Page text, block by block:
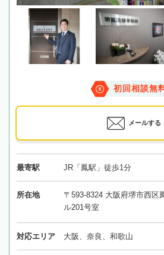
初回相談無
メールする
最寄駅 JR「鳳駅」徒歩1分
所在地
〒593-8324 大阪府堺市西区
ル201号室
対応エリア 大阪、奈良、和歌山